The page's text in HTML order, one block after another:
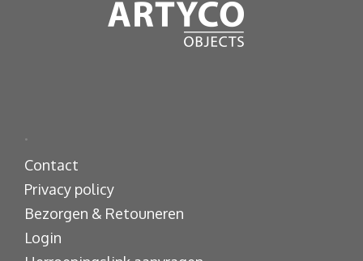
.
Contact
Privacy policy
Bezorgen & Retouneren
Login